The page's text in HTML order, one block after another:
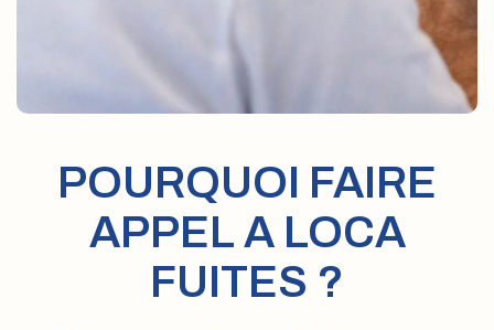
POURQUOI FAIRE
APPEL A LOCA
FUITES ?